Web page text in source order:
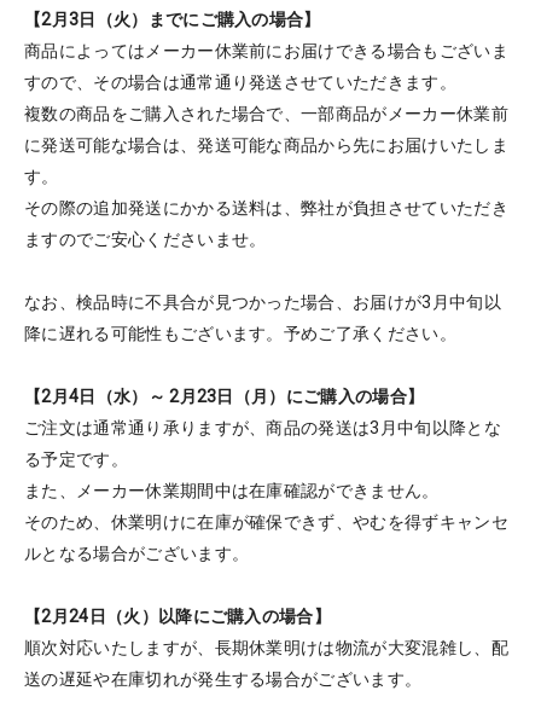
【2月3日（火）までにご購入の場合】
商品によってはメーカー休業前にお届けできる場合もございま
すので、その場合は通常通り発送させていただきます。
複数の商品をご購入された場合で、一部商品がメーカー休業前
に発送可能な場合は、発送可能な商品から先にお届けいたしま
す。
その際の追加発送にかかる送料は、弊社が負担させていただき
ますのでご安心くださいませ。
なお、検品時に不具合が見つかった場合、お届けが3月中旬以
降に遅れる可能性もございます。予めご了承ください。
【2月4日（水）～ 2月23日（月）にご購入の場合】
ご注文は通常通り承りますが、商品の発送は3月中旬以降とな
る予定です。
また、メーカー休業期間中は在庫確認ができません。
そのため、休業明けに在庫が確保できず、やむを得ずキャンセ
ルとなる場合がございます。
【2月24日（火）以降にご購入の場合】
順次対応いたしますが、長期休業明けは物流が大変混雑し、配
送の遅延や在庫切れが発生する場合がございます。